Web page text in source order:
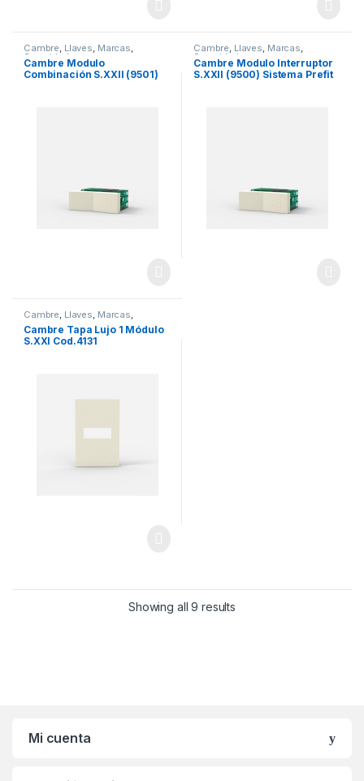
Cambre, Llaves, Marcas,
Seguridad
Cambre Modulo
Combinación S.XXII (9501)
Cambre, Llaves, Marcas,
Seguridad
Cambre Modulo Interruptor
S.XXII (9500) Sistema Prefit
Cambre, Llaves, Marcas,
Seguridad
Cambre Tapa Lujo 1 Módulo
S.XXI Cod.4131
Showing all 9 results
Mi cuenta